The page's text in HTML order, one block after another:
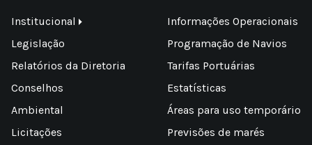
Institucional
Legislação
Relatórios da Diretoria
Conselhos
Ambiental
Licitações
Informações Operacionais
Programação de Navios
Tarifas Portuárias
Estatísticas
Áreas para uso temporário
Previsões de marés